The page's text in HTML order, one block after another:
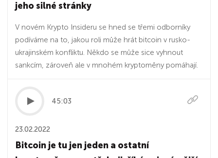
jeho silné stránky
V novém Krypto Insideru se hned se třemi odborníky
podíváme na to, jakou roli může hrát bitcoin v rusko-
ukrajinském konfliktu. Někdo se může sice vyhnout
sankcím, zároveň ale v mnohém kryptoměny pomáhají.
45:03
23.02.2022
Bitcoin je tu jen jeden a ostatní